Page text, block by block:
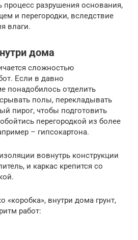
процесс разрушения основания,
и перегородки, вследствие
влаги.
дома
сложностью
Если в давно
понадобилось отделить
срывать полы, перекладывать
пирог, чтобы подготовить
перегородкой из более
– гипсокартона.
вовнутрь конструкции
и каркас крепится со
«коробка», внутри дома грунт,
работ: